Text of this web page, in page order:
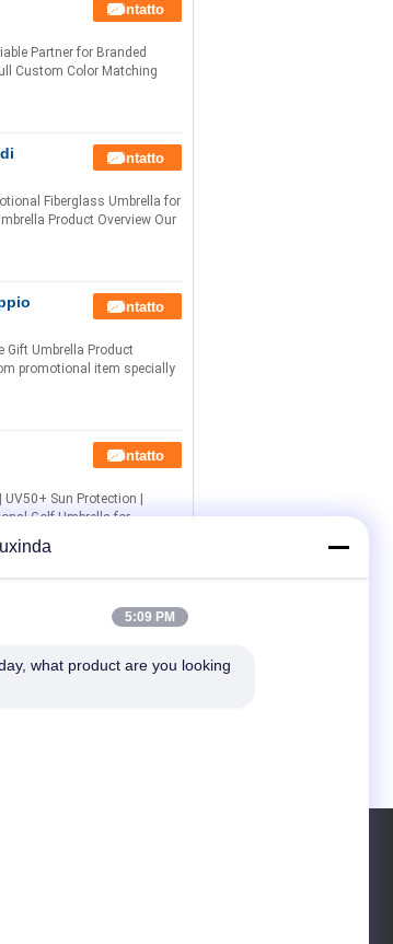
Contatto
Partner for Branded
Custom Color Matching
Contatto
Fiberglass Umbrella for
Product Overview Our
Contatto
Gift Umbrella Product
promotional item specially
Contatto
Sun Protection |
Golf Umbrella for
al
Contatto
Protection Your Ultimate
Why Choose Our 68-
5:09 PM
what product are you looking